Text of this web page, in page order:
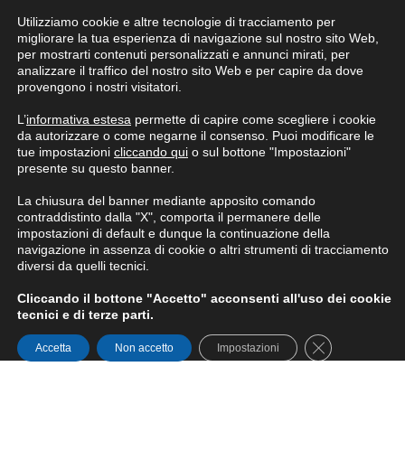
Condizioni generali di fornitura
Utilizziamo cookie e altre tecnologie di tracciamento per
migliorare la tua esperienza di navigazione sul nostro sito Web,
per mostrarti contenuti personalizzati e annunci mirati, per
analizzare il traffico del nostro sito Web e per capire da dove
provengono i nostri visitatori.
L’informativa estesa permette di capire come scegliere i cookie
da autorizzare o come negarne il consenso. Puoi modificare le
tue impostazioni cliccando qui o sul bottone "Impostazioni"
presente su questo banner.
La chiusura del banner mediante apposito comando
contraddistinto dalla "X", comporta il permanere delle
impostazioni di default e dunque la continuazione della
navigazione in assenza di cookie o altri strumenti di tracciamento
diversi da quelli tecnici.
Cliccando il bottone "Accetto" acconsenti all'uso dei cookie
tecnici e di terze parti.
Accetta Non accetto Impostazioni Close GDPR